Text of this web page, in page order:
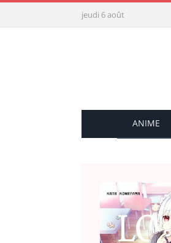
jeudi 6 août
ANIME